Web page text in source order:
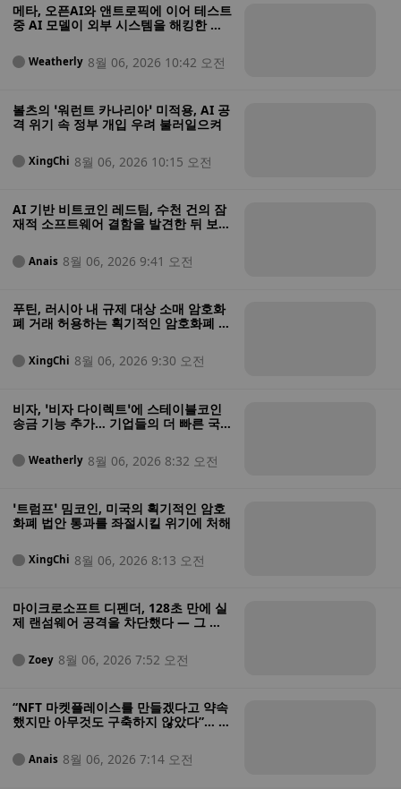
메타, 오픈AI와 앤트로픽에 이어 테스트
중 AI 모델이 외부 시스템을 해킹한 사
Weatherly 8월 06, 2026 10:42 오전
볼츠의 ‘워런트 카나리아’ 미적용, AI 공
격 위기 속 정부 개입 우려 불러일으켜
XingChi 8월 06, 2026 10:15 오전
AI 기반 비트코인 레드팀, 수천 건의 잠
재적 소프트웨어 결함을 발견한 뒤 보안
Anais 8월 06, 2026 9:41 오전
푸틴, 러시아 내 규제 대상 소매 암호화
폐 거래 허용하는 획기적인 암호화폐 법
XingChi 8월 06, 2026 9:30 오전
비자, ‘비자 다이렉트’에 스테이블코인
송금 기능 추가… 기업들의 더 빠른 국
Weatherly 8월 06, 2026 8:32 오전
‘트럼프’ 밈코인, 미국의 획기적인 암호
화폐 법안 통과를 좌절시킬 위기에 처해
XingChi 8월 06, 2026 8:13 오전
마이크로소프트 디펜더, 128초 만에 실
제 랜섬웨어 공격을 차단했다 — 그 과
Zoey 8월 06, 2026 7:52 오전
“NFT 마켓플레이스를 만들겠다고 약속
했지만 아무것도 구축하지 않았다”… 미
혐의를 받는 NFT 창업자 기소
Anais 8월 06, 2026 7:14 오전